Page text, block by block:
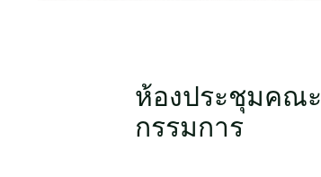
ห้องประชุมคณะ
กรรมการ